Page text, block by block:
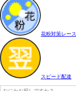
花粉対策レース
スピード配達